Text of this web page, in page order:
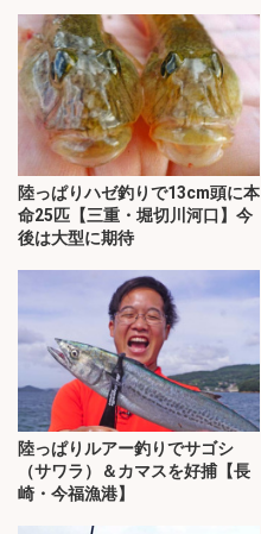
陸っぱりハゼ釣りで13cm頭に本
命25匹【三重・堀切川河口】今
後は大型に期待
陸っぱりルアー釣りでサゴシ
（サワラ）＆カマスを好捕【長
崎・今福漁港】